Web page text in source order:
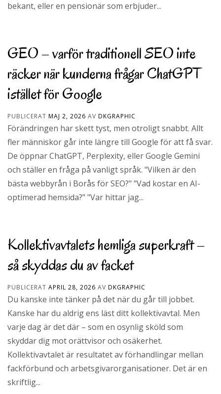
bekant, eller en pensionär som erbjuder...
GEO – varför traditionell SEO inte
räcker när kunderna frågar ChatGPT
istället för Google
PUBLICERAT MAJ 2, 2026 AV DKGRAPHIC
Förändringen har skett tyst, men otroligt snabbt. Allt
fler människor går inte längre till Google för att få svar.
De öppnar ChatGPT, Perplexity, eller Google Gemini
och ställer en fråga på vanligt språk. "Vilken är den
bästa webbyrån i Borås för SEO?" "Vad kostar en AI-
optimerad hemsida?" "Var hittar jag...
Kollektivavtalets hemliga superkraft –
så skyddas du av facket
PUBLICERAT APRIL 28, 2026 AV DKGRAPHIC
Du kanske inte tänker på det när du går till jobbet.
Kanske har du aldrig ens läst ditt kollektivavtal. Men
varje dag är det där – som en osynlig sköld som
skyddar dig mot orättvisor och osäkerhet.
Kollektivavtalet är resultatet av förhandlingar mellan
fackförbund och arbetsgivarorganisationer. Det är en
skriftlig...